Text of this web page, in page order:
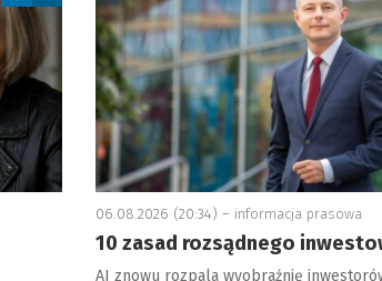
06.08.2026 (20:34) – informacja prasowa
10 zasad rozsądnego
AI znowu rozpala wyobraźnię